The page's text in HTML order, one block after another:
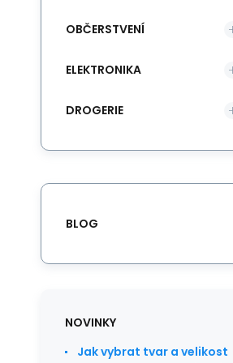
OBČERSTVENÍ
ELEKTRONIKA
DROGERIE
BLOG
NOVINKY
Jak vybrat tvar a velikost